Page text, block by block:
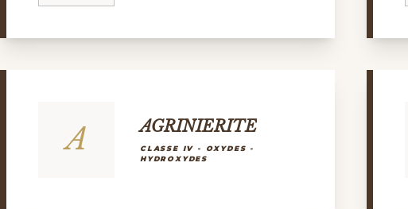
A AGRINIERITE
CLASSE IV - OXYDES -
HYDROXYDES